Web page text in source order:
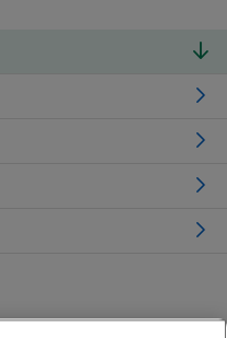
Wünschen